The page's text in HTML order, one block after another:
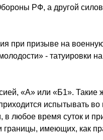
РФ, а другой
при призыве на
- татуировки на
«А» или «Б1». Такие
испытывать во
в любое время суток и
границы, имеющих, как